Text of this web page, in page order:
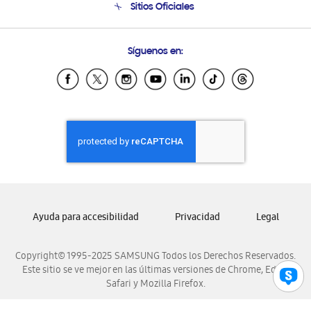
Soporte vía eMail
Sitios Oficiales
Samsung Ecuador
Samsung El Salvador
Samsung Honduras
Samsung Nicaragua
Samsung Panamá
Samsung Venezuela
Síguenos en:
Copyright© 1995-2025 SAMSUNG Todos los Derechos Reservados.
Este sitio se ve mejor en las últimas versiones de Chrome, Edge,
Safari y Mozilla Firefox.
Ayuda para accesibilidad Privacidad Legal